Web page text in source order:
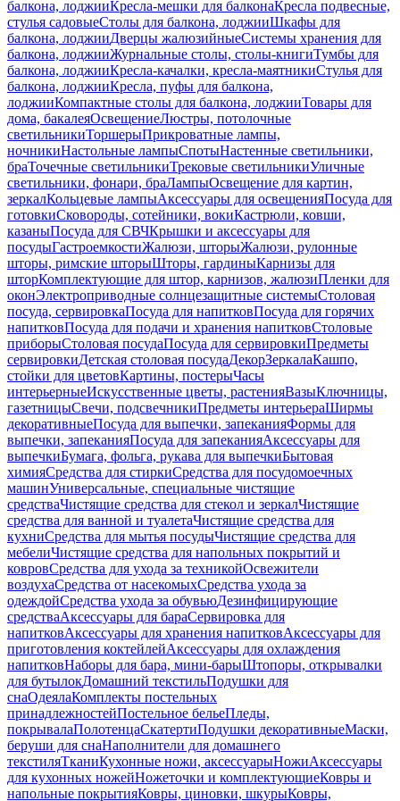
балкона, лоджииКресла-мешки для балконаКресла подвесные,
стулья садовыеСтолы для балкона, лоджииШкафы для
балкона, лоджииДверцы жалюзийныеСистемы хранения для
балкона, лоджииЖурнальные столы, столы-книгиТумбы для
балкона, лоджииКресла-качалки, кресла-маятникиСтулья для
балкона, лоджииКресла, пуфы для балкона,
лоджииКомпактные столы для балкона, лоджииТовары для
дома, бакалеяОсвещениеЛюстры, потолочные
светильникиТоршерыПрикроватные лампы,
ночникиНастольные лампыСпотыНастенные светильники,
браТочечные светильникиТрековые светильникиУличные
светильники, фонари, браЛампыОсвещение для картин,
зеркалКольцевые лампыАксессуары для освещенияПосуда для
готовкиСковороды, сотейники, вокиКастрюли, ковши,
казаныПосуда для СВЧКрышки и аксессуары для
посудыГастроемкостиЖалюзи, шторыЖалюзи, рулонные
шторы, римские шторыШторы, гардиныКарнизы для
шторКомплектующие для штор, карнизов, жалюзиПленки для
оконЭлектроприводные солнцезащитные системыСтоловая
посуда, сервировкаПосуда для напитковПосуда для горячих
напитковПосуда для подачи и хранения напитковСтоловые
приборыСтоловая посудаПосуда для сервировкиПредметы
сервировкиДетская столовая посудаДекорЗеркалаКашпо,
стойки для цветовКартины, постерыЧасы
интерьерныеИскусственные цветы, растенияВазыКлючницы,
газетницыСвечи, подсвечникиПредметы интерьераШирмы
декоративныеПосуда для выпечки, запеканияФормы для
выпечки, запеканияПосуда для запеканияАксессуары для
выпечкиБумага, фольга, рукава для выпечкиБытовая
химияСредства для стиркиСредства для посудомоечных
машинУниверсальные, специальные чистящие
средстваЧистящие средства для стекол и зеркалЧистящие
средства для ванной и туалетаЧистящие средства для
кухниСредства для мытья посудыЧистящие средства для
мебелиЧистящие средства для напольных покрытий и
ковровСредства для ухода за техникойОсвежители
воздухаСредства от насекомыхСредства ухода за
одеждойСредства ухода за обувьюДезинфицирующие
средстваАксессуары для бараСервировка для
напитковАксессуары для хранения напитковАксессуары для
приготовления коктейлейАксессуары для охлаждения
напитковНаборы для бара, мини-барыШтопоры, открывалки
для бутылокДомашний текстильПодушки для
снаОдеялаКомплекты постельных
принадлежностейПостельное бельеПледы,
покрывалаПолотенцаСкатертиПодушки декоративныеМаски,
беруши для снаНаполнители для домашнего
текстиляТканиКухонные ножи, аксессуарыНожиАксессуары
для кухонных ножейНожеточки и комплектующиеКовры и
напольные покрытияКовры, циновки, шкурыКовры,